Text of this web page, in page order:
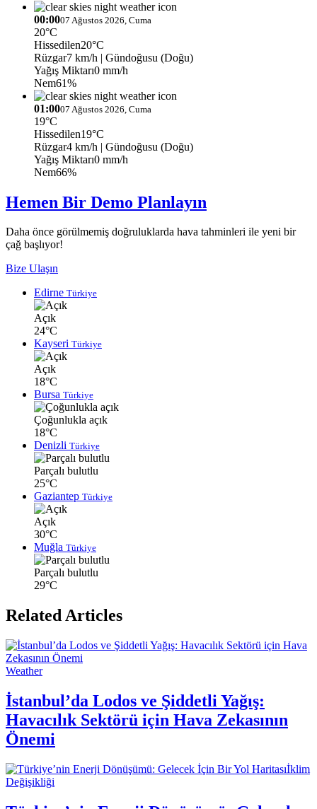
00:0007 Ağustos 2026, Cuma
20°C
Hissedilen20°C
Rüzgar7 km/h | Gündoğusu (Doğu)
Yağış Miktarı0 mm/h
Nem61%
01:0007 Ağustos 2026, Cuma
19°C
Hissedilen19°C
Rüzgar4 km/h | Gündoğusu (Doğu)
Yağış Miktarı0 mm/h
Nem66%
Hemen Bir Demo Planlayın
Daha önce görülmemiş doğruluklarda hava tahminleri ile yeni bir
çağ başlıyor!
Bize Ulaşın
Edirne Türkiye
Açık
24°C
Kayseri Türkiye
Açık
18°C
Bursa Türkiye
Çoğunlukla açık
18°C
Denizli Türkiye
Parçalı bulutlu
25°C
Gaziantep Türkiye
Açık
30°C
Muğla Türkiye
Parçalı bulutlu
29°C
Related Articles
Weather
İstanbul’da Lodos ve Şiddetli Yağış:
Havacılık Sektörü için Hava Zekasının
Önemi
İklim
Değişikliği